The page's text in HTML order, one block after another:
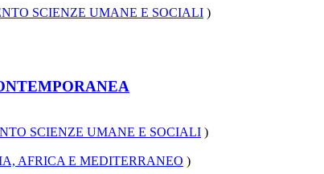
SCIENZE UMANE E SOCIALI )
SCIENZE UMANE E SOCIALI )
AFRICA E MEDITERRANEO )